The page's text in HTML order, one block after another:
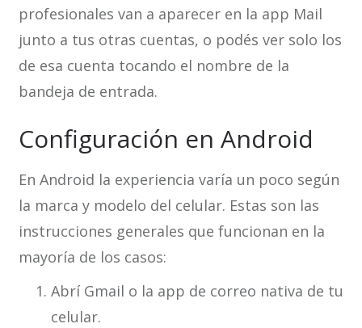
profesionales van a aparecer en la app Mail
junto a tus otras cuentas, o podés ver solo los
de esa cuenta tocando el nombre de la
bandeja de entrada.
Configuración en Android
En Android la experiencia varía un poco según
la marca y modelo del celular. Estas son las
instrucciones generales que funcionan en la
mayoría de los casos:
Abrí Gmail o la app de correo nativa de tu
celular.